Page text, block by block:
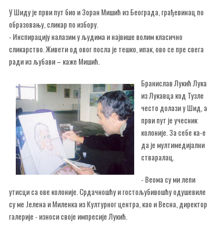
У Шиду је први пут био и Зоран Мишић из Београда, грађевинац по
образовању, сликар по избору.
- Инспирацију налазим у људима и највише волим класично
сликарство. Живети од овог посла је тешко, ипак, ово се пре свега
ради из љубави – каже Мишић.
Бранислав Лукић Лука
из Лукавца код Тузле
често долази у Шид, а
први пут је учесник
колоније. За себе ка-е
да је мултимедијални
стваралац.
- Веома су ми лепи
утисци са ове колоније. Срдачношћу и гостољубивошћу одушевиле
су ме Јелена и Миленка из Културног центра, као и Весна, директор
галерије - износи своје импресије Лукић.